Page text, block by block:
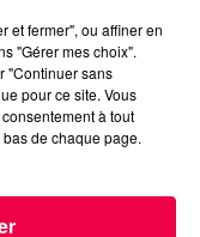
du-mardi-
et fermer", ou affiner en
"Gérer mes choix".
"Continuer sans
pour ce site. Vous
à tout
de chaque page.